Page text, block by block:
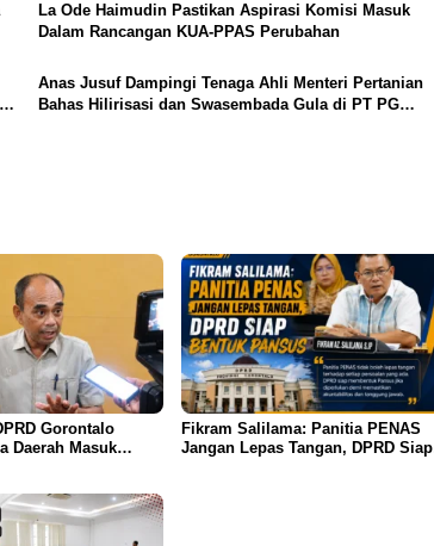
La Ode Haimudin Pastikan Aspirasi Komisi Masuk
Dalam Rancangan KUA-PPAS Perubahan
Anas Jusuf Dampingi Tenaga Ahli Menteri Pertanian
Bahas Hilirisasi dan Swasembada Gula di PT PG
Gorontalo
Daerah Masuk
Fikram Salilama: Panitia PENAS
Jangan Lepas Tangan, DPRD Siap